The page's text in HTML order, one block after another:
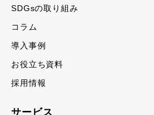
SDGsの取り組み
コラム
導入事例
お役立ち資料
採用情報
サービス